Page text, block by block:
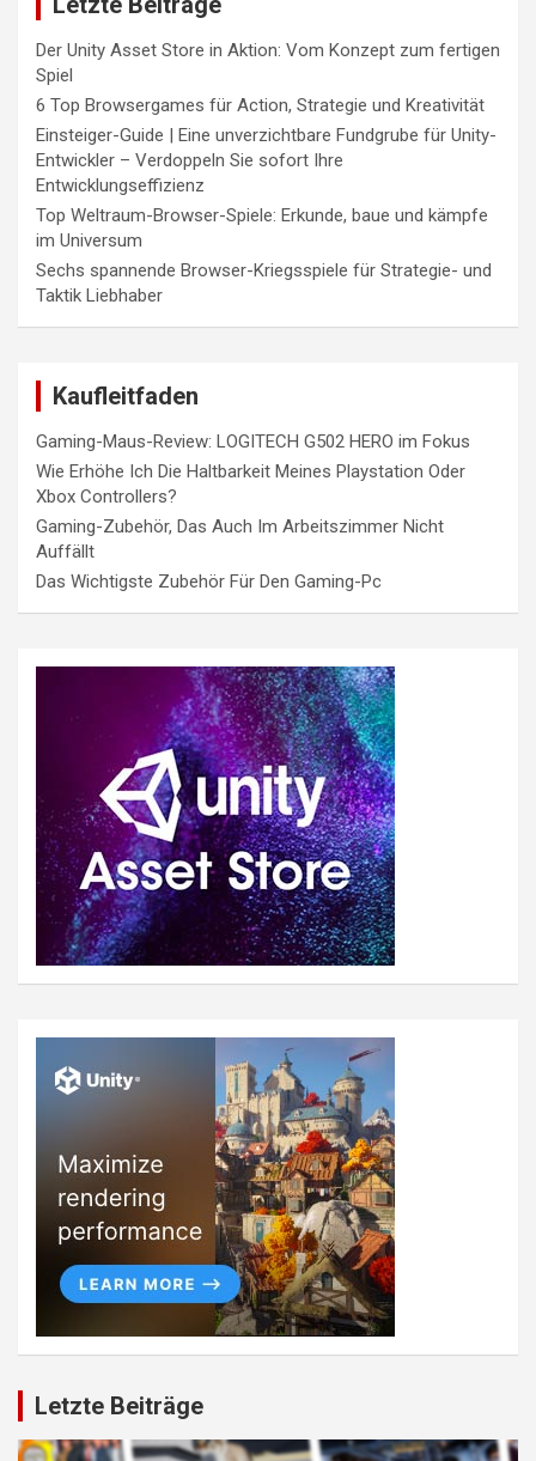
Der Unity Asset Store in Aktion: Vom Konzept zum fertigen
Spiel
6 Top Browsergames für Action, Strategie und Kreativität
Einsteiger-Guide | Eine unverzichtbare Fundgrube für Unity-
Entwickler – Verdoppeln Sie sofort Ihre
Entwicklungseffizienz
Top Weltraum-Browser-Spiele: Erkunde, baue und kämpfe
im Universum
Sechs spannende Browser-Kriegsspiele für Strategie- und
Taktik Liebhaber
Kaufleitfaden
Gaming-Maus-Review: LOGITECH G502 HERO im Fokus
Wie Erhöhe Ich Die Haltbarkeit Meines Playstation Oder
Xbox Controllers?
Gaming-Zubehör, Das Auch Im Arbeitszimmer Nicht
Auffällt
Das Wichtigste Zubehör Für Den Gaming-Pc
Letzte Beiträge